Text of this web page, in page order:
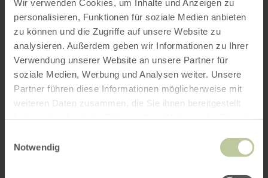
Wir verwenden Cookies, um Inhalte und Anzeigen zu
personalisieren, Funktionen für soziale Medien anbieten
zu können und die Zugriffe auf unsere Website zu
analysieren. Außerdem geben wir Informationen zu Ihrer
Verwendung unserer Website an unsere Partner für
soziale Medien, Werbung und Analysen weiter. Unsere
Partner führen diese Informationen möglicherweise mit
weiteren Daten zusammen, die Sie ihnen bereitgestellt
Notwendig